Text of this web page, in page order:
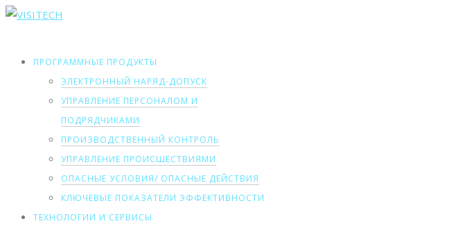
ПРОГРАММНЫЕ ПРОДУКТЫ
ЭЛЕКТРОННЫЙ НАРЯД-ДОПУСК
УПРАВЛЕНИЕ ПЕРСОНАЛОМ И
ПОДРЯДЧИКАМИ
ПРОИЗВОДСТВЕННЫЙ КОНТРОЛЬ
УПРАВЛЕНИЕ ПРОИСШЕСТВИЯМИ
ОПАСНЫЕ УСЛОВИЯ/ ОПАСНЫЕ ДЕЙСТВИЯ
КЛЮЧЕВЫЕ ПОКАЗАТЕЛИ ЭФФЕКТИВНОСТИ
ТЕХНОЛОГИИ И СЕРВИСЫ